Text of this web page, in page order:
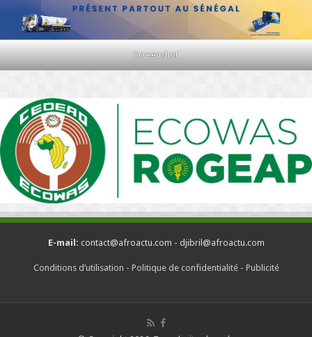
Screenshot
E-mail: contact@afroactu.com - djibril@afroactu.com
Conditions d’utilisation - Politique de confidentialité- Publicité